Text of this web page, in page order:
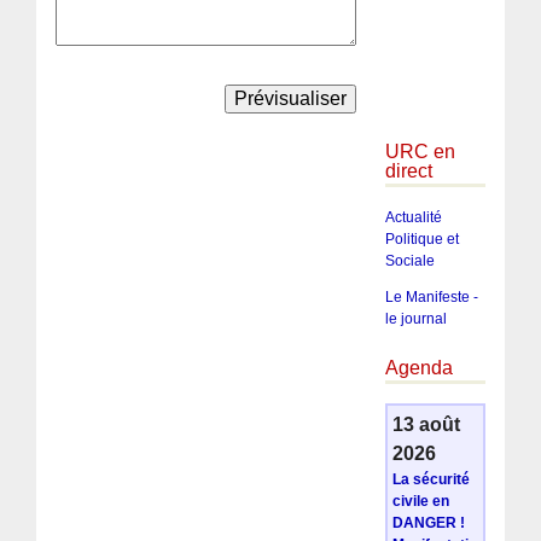
URC en
direct
Actualité
Politique et
Sociale
Le Manifeste -
le journal
Agenda
13 août
2026
La sécurité
civile en
DANGER !